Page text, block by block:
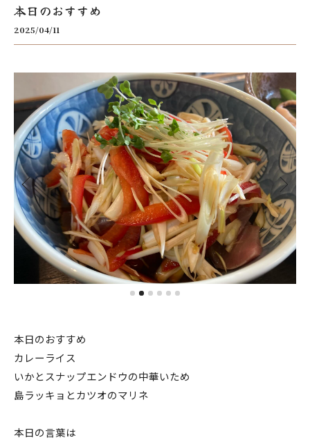
本日のおすすめ
2025/04/11
本日のおすすめ
カレーライス
いかとスナップエンドウの中華いため
島ラッキョとカツオのマリネ
本日の言葉は